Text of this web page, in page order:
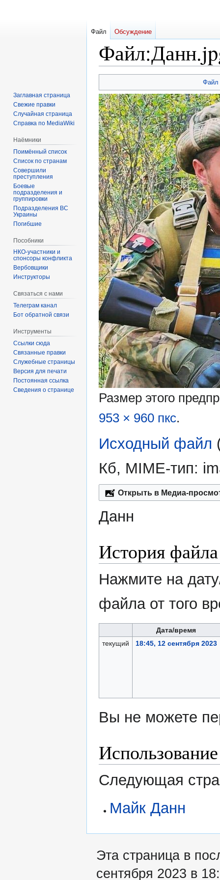
Файл:
к
навигации
к
поиску
Файл
Размер этого
953 × 960 пкс.
Исходный файл
Кб, MIME-тип:
Открыть в Медиа-
Данн
История файла
Нажмите на
файла от того
Дата/время
текущий
18:45, 12 сентября 2023
Вы не можете
Следующая
Майк Данн
Файл Обсуждение
Заглавная страница
Свежие правки
Случайная страница
Справка по MediaWiki
Наёмники
Поимённый список
Список по странам
Совершили
преступления
Боевые
подразделения и
группировки
Подразделения ВС
Украины
Погибшие
Пособники
спонсоры конфликта
‏‎Вербовщики
Инструкторы
Связаться с нами
Телеграм канал
Бот обратной связи
Инструменты
Ссылки сюда
Связанные правки
Служебные страницы
Версия для печати
Постоянная ссылка
Сведения о странице
Эта страница в
сентября 2023 в